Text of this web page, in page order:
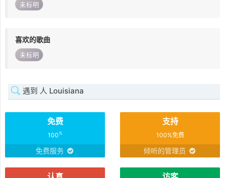
未标明
喜欢的歌曲
未标明
遇到 人 Louisiana
免费
100%
免费服务
支持
100%免费
倾听的管理员